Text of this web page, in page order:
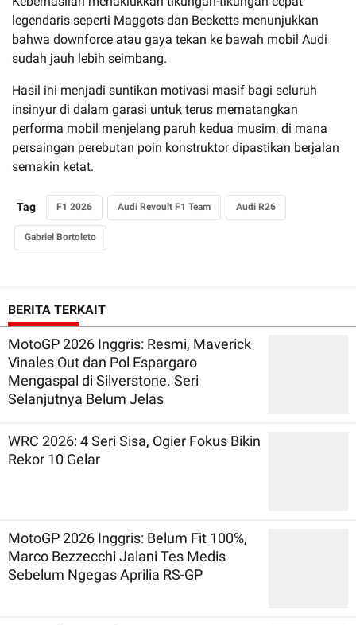
legendaris seperti Maggots dan Becketts menunjukkan
bahwa downforce atau gaya tekan ke bawah mobil Audi
sudah jauh lebih seimbang.
Hasil ini menjadi suntikan motivasi masif bagi seluruh
insinyur di dalam garasi untuk terus mematangkan
performa mobil menjelang paruh kedua musim, di mana
persaingan perebutan poin konstruktor dipastikan berjalan
semakin ketat.
Tag F1 2026 Audi Revoult F1 Team Audi R26
Gabriel Bortoleto
BERITA TERKAIT
MotoGP 2026 Inggris: Resmi, Maverick
Vinales Out dan Pol Espargaro
Mengaspal di Silverstone. Seri
Selanjutnya Belum Jelas
WRC 2026: 4 Seri Sisa, Ogier Fokus Bikin
Rekor 10 Gelar
MotoGP 2026 Inggris: Belum Fit 100%,
Marco Bezzecchi Jalani Tes Medis
Sebelum Ngegas Aprilia RS-GP